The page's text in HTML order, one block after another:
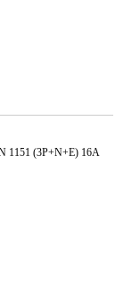
(3P+N+E) 16A